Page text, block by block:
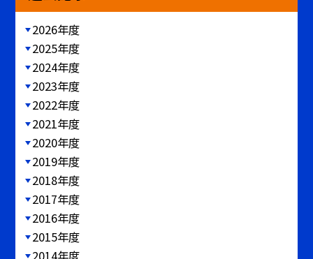
2026年度
2025年度
2024年度
2023年度
2022年度
2021年度
2020年度
2019年度
2018年度
2017年度
2016年度
2015年度
2014年度